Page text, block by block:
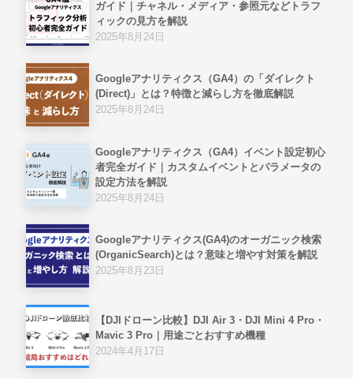
ガイド｜チャネル・メディア・参照元などトラフ
ィックの見方を解説
2025年8月24日
Googleアナリティクス（GA4）の「ダイレクト
(Direct)」とは？特徴と減らし方を徹底解説
2025年8月24日
Googleアナリティクス（GA4）イベント設定初心
者完全ガイド｜カスタムイベントとパラメータの
設定方法を解説
2025年8月24日
Googleアナリティクス(GA4)のオーガニック検索
(OrganicSearch)とは？意味と増やす対策を解説
2025年8月23日
【DJIドローン比較】DJI Air 3・DJI Mini 4 Pro・
Mavic 3 Pro｜用途ごとおすすめ機種
2024年4月17日